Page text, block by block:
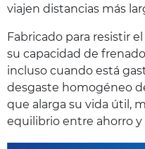
viajen distancias más
Fabricado para resistir
su capacidad de
incluso cuando está
desgaste homogéneo
que alarga su vida útil,
equilibrio entre ahorro